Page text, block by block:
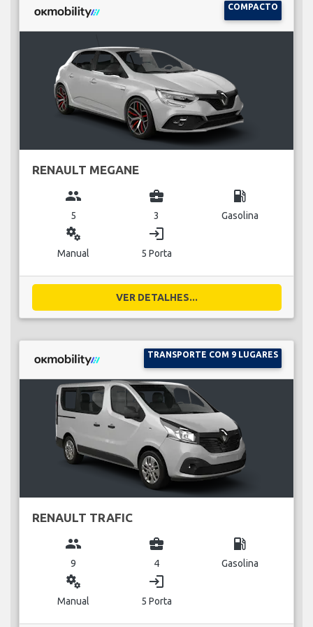
COMPACTO
RENAULT MEGANE
group
5
business_center
3
local_gas_station
Gasolina
miscellaneous_services
Manual
login
5 Porta
VER DETALHES...
TRANSPORTE COM 9 LUGARES
RENAULT TRAFIC
group
9
business_center
4
local_gas_station
Gasolina
miscellaneous_services
Manual
login
5 Porta